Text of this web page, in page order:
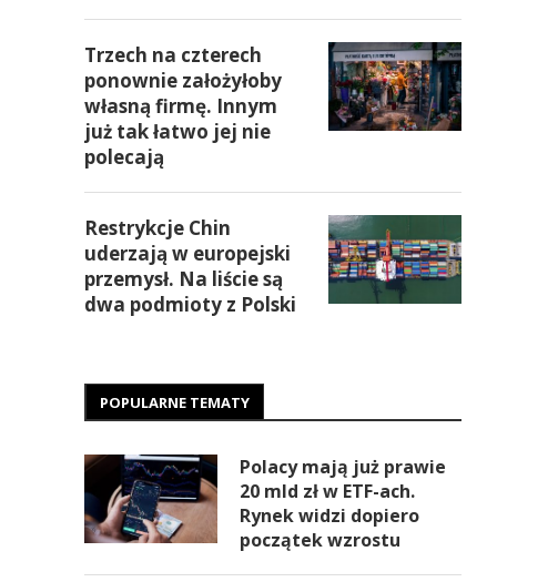
Trzech na czterech
ponownie założyłoby
własną firmę. Innym
już tak łatwo jej nie
polecają
Restrykcje Chin
uderzają w europejski
przemysł. Na liście są
dwa podmioty z Polski
POPULARNE TEMATY
Polacy mają już prawie
20 mld zł w ETF-ach.
Rynek widzi dopiero
początek wzrostu